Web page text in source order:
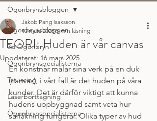
Ögonbrynsbloggen
3d Ögonbryn
Ögonbrynspecialisterna
Tatuering
Laserborttagning
Ögonbrynspecialisterna
Ögonbrynsbloggen
TEORI: Huden är vår canvas
Jakob Pang Isaksson
10 mars 2025 5 min läsning
Uppdaterat: 16 mars 2025
En konstnär målar sina verk på en duk
(canvas), i vårt fall är det huden på våra
kunder. Det är därför viktigt att kunna
hudens uppbyggnad samt veta hur
sårläkning fungerar. Olika typer av hud